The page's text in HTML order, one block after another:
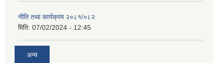
नीति तथा कार्यक्रम २०८१/०८२
मिति: 07/02/2024 - 12:45
अन्य